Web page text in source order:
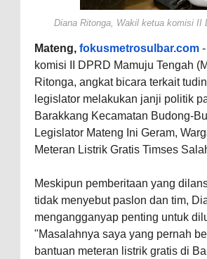
Diana Ritonga, Wakil ketua komisi II
Mateng, fokusmetrosulbar.com
komisi II DPRD Mamuju Tengah
Ritonga, angkat bicara terkait
legislator melakukan janji politik
Barakkang Kecamatan Budong-
Legislator Mateng Ini Geram,
Meteran Listrik Gratis Timses
Meskipun pemberitaan yang
tidak menyebut paslon dan tim,
mengangganyap penting untuk
"Masalahnya saya yang pernah
bantuan meteran listrik gratis di